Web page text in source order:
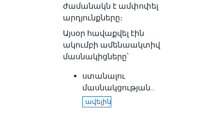
ժամանակն է ամփոփել
արդյունքները։
Այսօր հավաքվել էին
ակումբի ամենաակտիվ
մասնակիցները՝
ստանալու
մասնակցության...
ավելին